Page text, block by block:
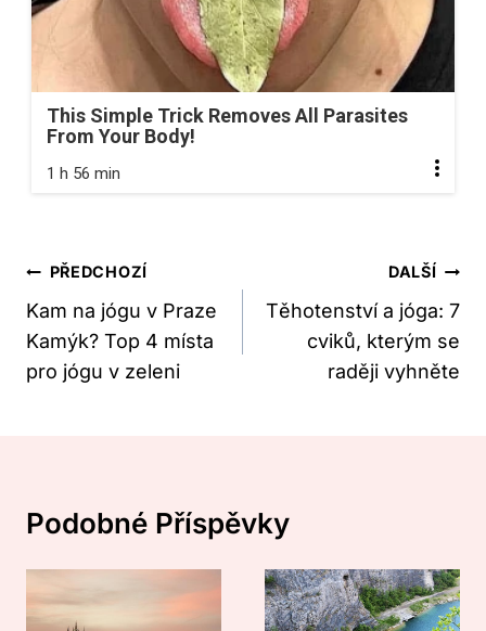
This Simple Trick Removes All Parasites
From Your Body!
1 h 56 min
Navigace
Pro
Příspěvek
PŘEDCHOZÍ
Kam na jógu v Praze
Kamýk? Top 4 místa
pro jógu v zeleni
DALŠÍ
Těhotenství a jóga: 7
cviků, kterým se
raději vyhněte
Podobné Příspěvky